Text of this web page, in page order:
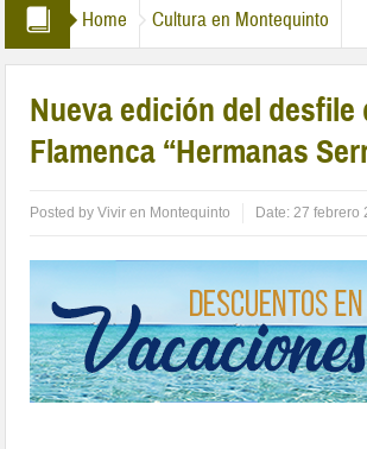
Home Cultura en Montequinto
Nueva edición del desfile
Flamenca “Hermanas
Posted byVivir en Montequinto Date:27 febrero